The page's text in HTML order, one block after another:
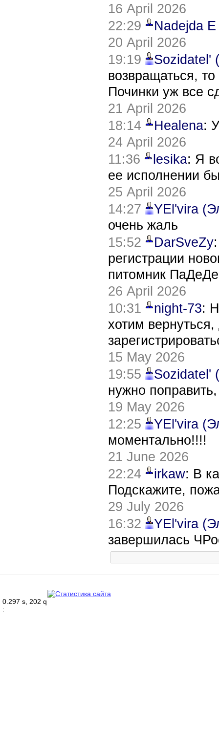
16 April 2026
22:29
Nadejda
20 April 2026
19:19
Sozidatel'
возвращаться,
Починки уж все
21 April 2026
18:14
Healena:
24 April 2026
11:36
lesika: Я
ее исполнении
25 April 2026
14:27
YEl'vira
очень жаль
15:52
DarSveZy
регистрации
питомник
26 April 2026
10:31
night-73:
хотим
15 May 2026
19:55
Sozidatel'
нужно
19 May 2026
12:25
YEl'vira
моментально!!!!
21 June 2026
22:24
irkaw: В
Подскажите,
29 July 2026
16:32
YEl'vira
завершилась
0.297 s, 202 q
: